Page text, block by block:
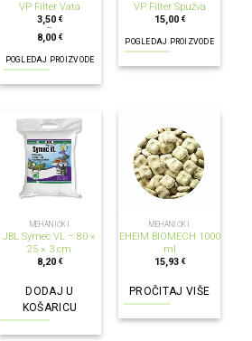
VP Filter Vata
3,50 €
–
8,00 €
POGLEDAJ PROIZVODE
VP Filter Spužva
15,00 €
POGLEDAJ PROIZVODE
MEHANIČKI
JBL Symec VL – 80 ×
25 × 3 cm
8,20 €
DODAJ U
KOŠARICU
NEMA NA ZALIHI
MEHANIČKI
EHEIM BIOMECH 1000
ml
15,93 €
PROČITAJ VIŠE